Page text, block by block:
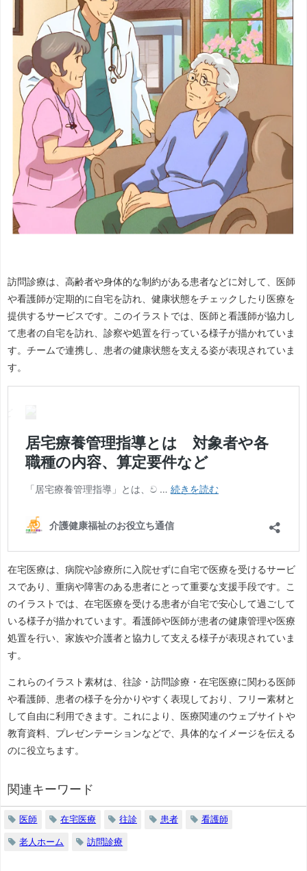
訪問診療は、高齢者や身体的な制約がある患者などに対して、医師
や看護師が定期的に自宅を訪れ、健康状態をチェックしたり医療を
提供するサービスです。このイラストでは、医師と看護師が協力し
て患者の自宅を訪れ、診察や処置を行っている様子が描かれていま
す。チームで連携し、患者の健康状態を支える姿が表現されていま
す。
在宅医療は、病院や診療所に入院せずに自宅で医療を受けるサービ
スであり、重病や障害のある患者にとって重要な支援手段です。こ
のイラストでは、在宅医療を受ける患者が自宅で安心して過ごして
いる様子が描かれています。看護師や医師が患者の健康管理や医療
処置を行い、家族や介護者と協力して支える様子が表現されていま
す。
これらのイラスト素材は、往診・訪問診療・在宅医療に関わる医師
や看護師、患者の様子を分かりやすく表現しており、フリー素材と
して自由に利用できます。これにより、医療関連のウェブサイトや
教育資料、プレゼンテーションなどで、具体的なイメージを伝える
のに役立ちます。
関連キーワード
医師 在宅医療 往診 患者 看護師
老人ホーム 訪問診療